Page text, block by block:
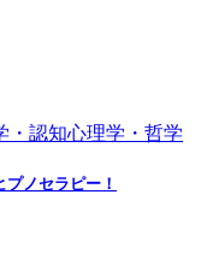
・認知心理学・哲学
ノセラピー！